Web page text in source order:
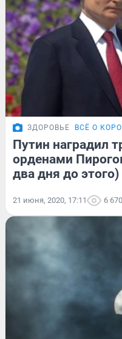
ЗДОРОВЬЕ ВСЁ О
Путин наградил
орденами
два дня до этого)
21 июня, 2020, 17:11 6 670